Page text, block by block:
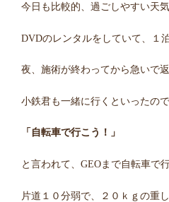
今日も比較的、過ごしやすい天
DVDのレンタルをしていて、１
夜、施術が終わってから急いで
小鉄君も一緒に行くといったの
「自転車で行こう！」
と言われて、GEOまで自転車で
片道１０分弱で、２０ｋｇの重